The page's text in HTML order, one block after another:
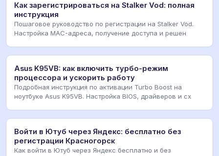
Как зарегистрироваться на Stalker Vod: полная
инструкция
Пошаговое руководство по регистрации на Stalker Vod.
Настройка MAC-адреса, получение доступа и решен
Asus K95VB: как включить турбо-режим
процессора и ускорить работу
Подробная инструкция по активации Turbo Boost на
ноутбуке Asus K95VB. Настройка BIOS, драйверов и сх
Войти в Ютуб через Яндекс: бесплатно без
регистрации Красногорск
Как войти в Ютуб через Яндекс бесплатно и без